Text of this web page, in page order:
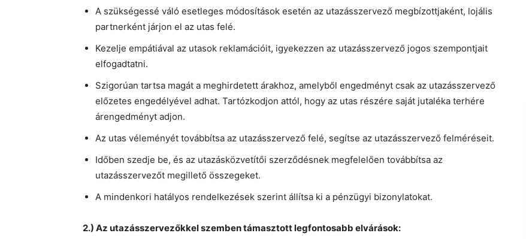
A szükségessé váló esetleges módosítások esetén az utazásszervező megbízottjaként, lojális
partnerként járjon el az utas felé.
Kezelje empátiával az utasok reklamációit, igyekezzen az utazásszervező jogos szempontjait
elfogadtatni.
Szigorúan tartsa magát a meghirdetett árakhoz, amelyből engedményt csak az utazásszervező
előzetes engedélyével adhat. Tartózkodjon attól, hogy az utas részére saját jutaléka terhére
árengedményt adjon.
Az utas véleményét továbbítsa az utazásszervező felé, segítse az utazásszervező felméréseit.
Időben szedje be, és az utazásközvetítői szerződésnek megfelelően továbbítsa az
utazásszervezőt megillető összegeket.
A mindenkori hatályos rendelkezések szerint állítsa ki a pénzügyi bizonylatokat.
2.) Az utazásszervezőkkel szemben támasztott legfontosabb elvárások: